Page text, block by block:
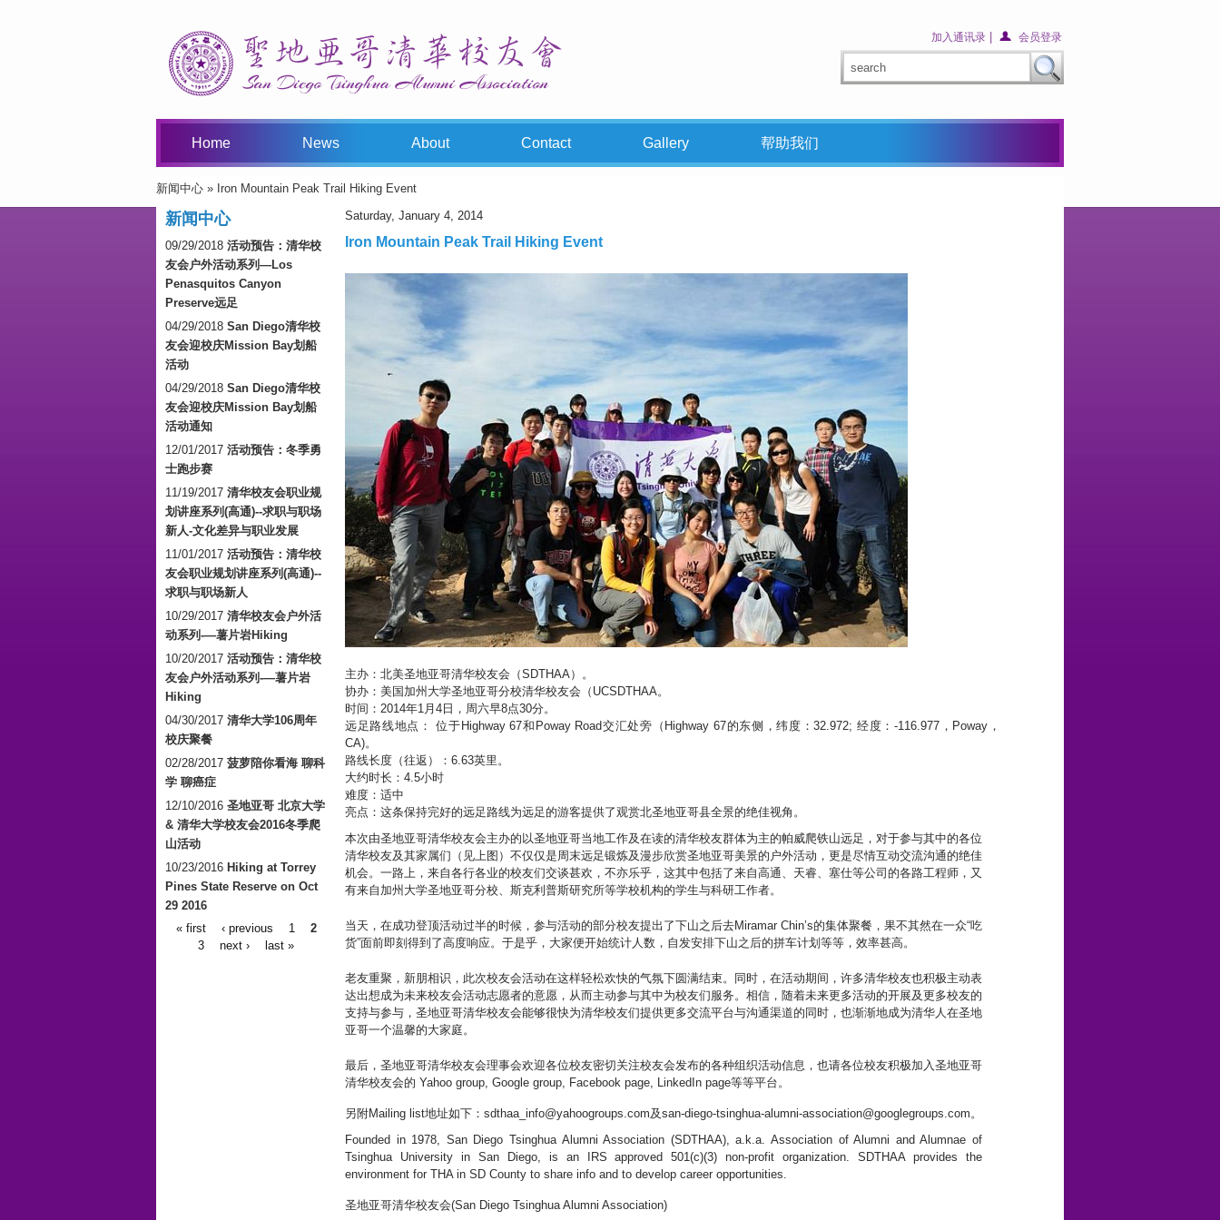
加入通讯录 会员登录
Home News About Contact Gallery 帮助我们
You Are Here
新闻中心 » Iron Mountain Peak Trail Hiking Event
新闻中心
09/29/2018 活动预告：清华校
友会户外活动系列—Los
Penasquitos Canyon
Preserve远足
04/29/2018 San Diego清华校
友会迎校庆Mission Bay划船
活动
04/29/2018 San Diego清华校
友会迎校庆Mission Bay划船
活动通知
12/01/2017 活动预告：冬季勇
士跑步赛
11/19/2017 清华校友会职业规
划讲座系列(高通)--求职与职场
新人-文化差异与职业发展
11/01/2017 活动预告：清华校
友会职业规划讲座系列(高通)--
求职与职场新人
10/29/2017 清华校友会户外活
动系列-—薯片岩Hiking
10/20/2017 活动预告：清华校
友会户外活动系列-—薯片岩
Hiking
04/30/2017 清华大学106周年
校庆聚餐
02/28/2017 菠萝陪你看海 聊科
学 聊癌症
12/10/2016 圣地亚哥 北京大学
& 清华大学校友会2016冬季爬
山活动
10/23/2016 Hiking at Torrey
Pines State Reserve on Oct
29 2016
Pages
« first ‹ previous 1
2
3
next › last »
Saturday, January 4, 2014
Iron Mountain Peak Trail Hiking Event
主办：北美圣地亚哥清华校友会（SDTHAA）。
协办：美国加州大学圣地亚哥分校清华校友会（UCSDTHAA。
时间：2014年1月4日，周六早8点30分。
远足路线地点： 位于Highway 67和Poway Road交汇处旁（Highway 67的东侧，纬度：32.972; 经度：-116.977，Poway，
CA)。
路线长度（往返）：6.63英里。
大约时长：4.5小时
难度：适中
亮点：这条保持完好的远足路线为远足的游客提供了观赏北圣地亚哥县全景的绝佳视角。
本次由圣地亚哥清华校友会主办的以圣地亚哥当地工作及在读的清华校友群体为主的帕威爬铁山远足，对于参与其中的各位
清华校友及其家属们（见上图）不仅仅是周末远足锻炼及漫步欣赏圣地亚哥美景的户外活动，更是尽情互动交流沟通的绝佳
机会。一路上，来自各行各业的校友们交谈甚欢，不亦乐乎，这其中包括了来自高通、天睿、塞仕等公司的各路工程师，又
有来自加州大学圣地亚哥分校、斯克利普斯研究所等学校机构的学生与科研工作者。
当天，在成功登顶活动过半的时候，参与活动的部分校友提出了下山之后去Miramar Chin’s的集体聚餐，果不其然在一众“吃
货”面前即刻得到了高度响应。于是乎，大家便开始统计人数，自发安排下山之后的拼车计划等等，效率甚高。
老友重聚，新朋相识，此次校友会活动在这样轻松欢快的气氛下圆满结束。同时，在活动期间，许多清华校友也积极主动表
达出想成为未来校友会活动志愿者的意愿，从而主动参与其中为校友们服务。相信，随着未来更多活动的开展及更多校友的
支持与参与，圣地亚哥清华校友会能够很快为清华校友们提供更多交流平台与沟通渠道的同时，也渐渐地成为清华人在圣地
亚哥一个温馨的大家庭。
最后，圣地亚哥清华校友会理事会欢迎各位校友密切关注校友会发布的各种组织活动信息，也请各位校友积极加入圣地亚哥
清华校友会的 Yahoo group, Google group, Facebook page, LinkedIn page等等平台。
另附Mailing list地址如下：sdthaa_info@yahoogroups.com及san-diego-tsinghua-alumni-association@googlegroups.com。
Founded in 1978, San Diego Tsinghua Alumni Association (SDTHAA), a.k.a. Association of Alumni and Alumnae of
Tsinghua University in San Diego, is an IRS approved 501(c)(3) non-profit organization. SDTHAA provides the
environment for THA in SD County to share info and to develop career opportunities.
圣地亚哥清华校友会(San Diego Tsinghua Alumni Association)